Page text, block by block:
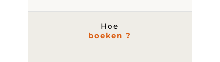
Hoe
boeken ?